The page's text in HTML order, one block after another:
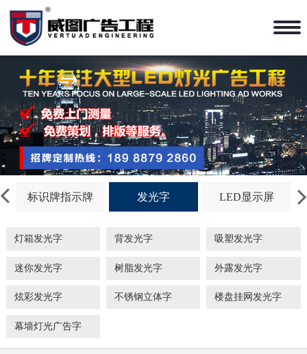
标识牌指示牌 发光字 LED显示屏
灯箱发光字 背发光字 吸塑发光字
迷你发光字 树脂发光字 外露发光字
炫彩发光字 不锈钢立体字 楼盘挂网发光字
幕墙灯光广告字